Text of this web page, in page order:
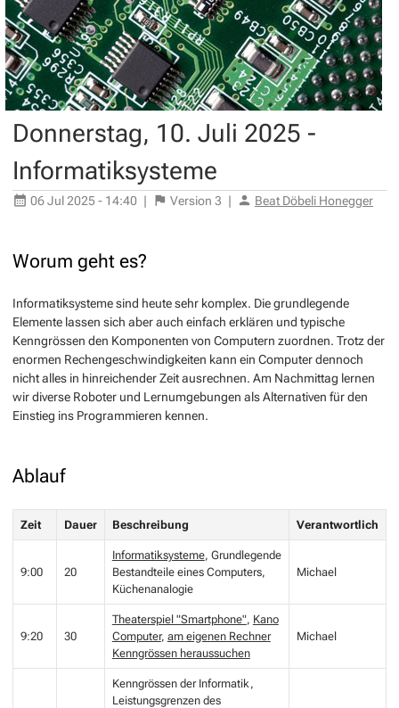
Donnerstag, 10. Juli 2025 -
Informatiksysteme
06 Jul 2025 - 14:40 | Version 3 | Beat Döbeli Honegger
Worum geht es?
Informatiksysteme sind heute sehr komplex. Die grundlegende
Elemente lassen sich aber auch einfach erklären und typische
Kenngrössen den Komponenten von Computern zuordnen. Trotz der
enormen Rechengeschwindigkeiten kann ein Computer dennoch
nicht alles in hinreichender Zeit ausrechnen. Am Nachmittag lernen
wir diverse Roboter und Lernumgebungen als Alternativen für den
Einstieg ins Programmieren kennen.
Ablauf
Zeit Dauer Beschreibung Verantwortlich
9:00 20
Informatiksysteme, Grundlegende
Bestandteile eines Computers,
Küchenanalogie
Michael
9:20 30
Theaterspiel "Smartphone", Kano
Computer, am eigenen Rechner
Kenngrössen heraussuchen
Michael
Kenngrössen der Informatik,
Leistungsgrenzen des